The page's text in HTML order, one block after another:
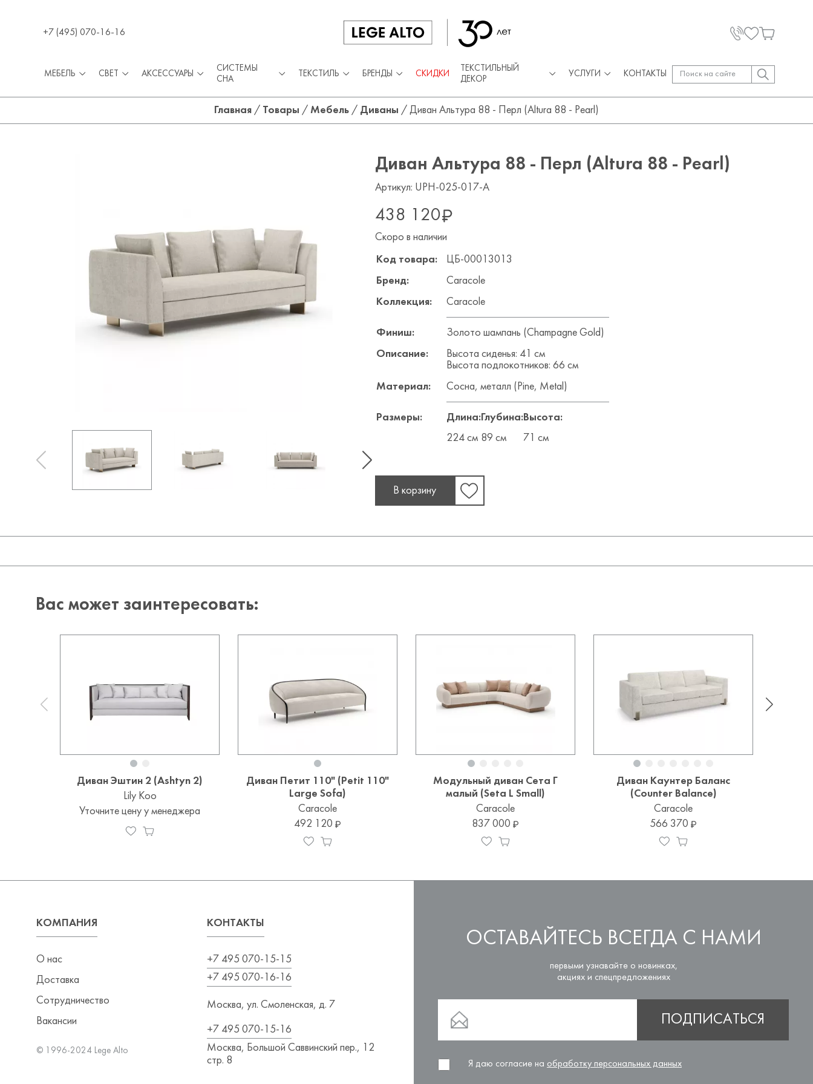
+7 (495) 070-16-16
МЕБЕЛЬ СВЕТ АКСЕССУАРЫ
СИСТЕМЫ
СНА
ТЕКСТИЛЬ БРЕНДЫ СКИДКИ
ТЕКСТИЛЬНЫЙ
ДЕКОР
УСЛУГИ КОНТАКТЫ
Главная / Товары / Мебель / Диваны / Диван Альтура 88 - Перл (Altura 88 - Pearl)
Диван Альтура 88 - Перл (Altura 88 - Pearl)
Артикул: UPH-025-017-A
438 120
Скоро в наличии
Код товара: ЦБ-00013013
Бренд: Caracole
Коллекция: Caracole
Финиш: Золото шампань (Champagne Gold)
Описание:
Высота сиденья: 41 см
Высота подлокотников: 66 см
Материал: Сосна, металл (Pine, Metal)
Размеры:
Длина:
224 см
Глубина:
89 см
Высота:
71 см
В корзину
Вас может заинтересовать:
Диван Эштин 2 (Ashtyn 2)
Lily Koo
Уточните цену у менеджера
Диван Петит 110" (Petit 110"
Large Sofa)
Caracole
492 120
Модульный диван Сета Г
малый (Seta L Small)
Caracole
837 000
Диван Каунтер Баланс
(Counter Balance)
Caracole
566 370
КОМПАНИЯ
О нас
Доставка
Сотрудничество
Вакансии
© 1996-2024 Lege Alto
КОНТАКТЫ
+7 495 070-15-15
+7 495 070-16-16
Москва, ул. Смоленская, д. 7
+7 495 070-15-16
Москва, Большой Саввинский пер., 12
стр. 8
ОСТАВАЙТЕСЬ ВСЕГДА С НАМИ
первыми узнавайте о новинках,
акциях и спецпредложениях
ПОДПИСАТЬСЯ
Я даю согласие на обработку персональных данных